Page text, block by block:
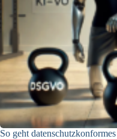
So geht